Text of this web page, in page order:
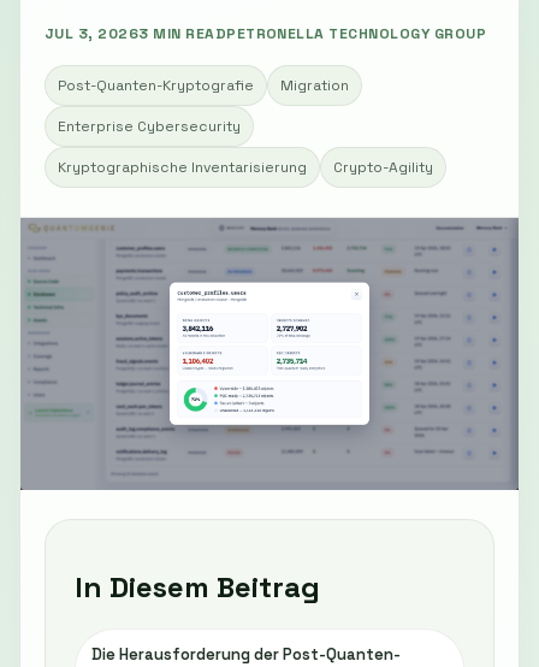
JUL 3, 20263 MIN READPETRONELLA TECHNOLOGY GROUP
Post-Quanten-Kryptografie Migration
Enterprise Cybersecurity
Kryptographische Inventarisierung Crypto-Agility
In Diesem Beitrag
Die Herausforderung der Post-Quanten-